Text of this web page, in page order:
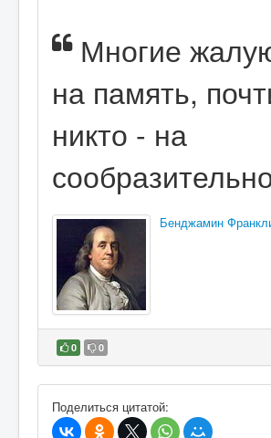
Поиск
Многие
на память,
никто - на
Бенджамин
0 0
В избранное
Поделиться цитатой: